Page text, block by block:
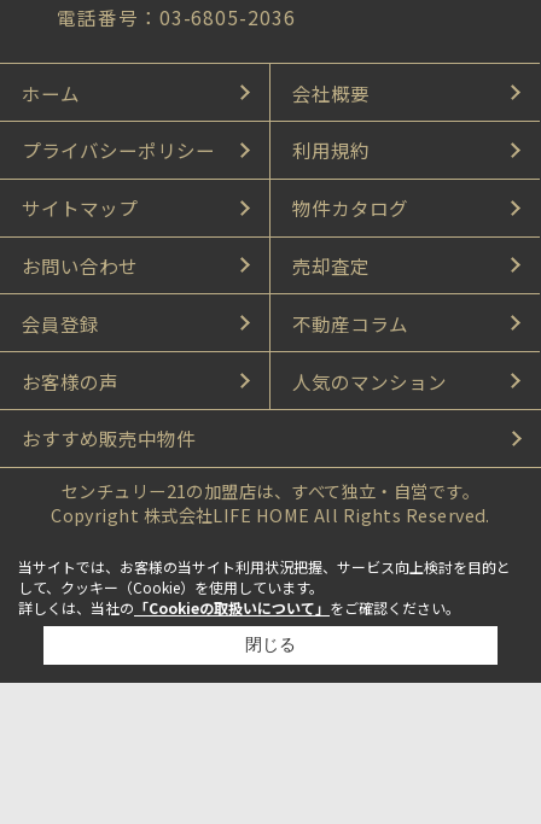
電話番号：03-6805-2036
ホーム 会社概要
プライバシーポリシー 利用規約
サイトマップ 物件カタログ
お問い合わせ 売却査定
会員登録 不動産コラム
お客様の声 人気のマンション
おすすめ販売中物件
センチュリー21の加盟店は、すべて独立・自営です。
Copyright 株式会社LIFE HOME All Rights Reserved.
当サイトでは、お客様の当サイト利用状況把握、サービス向上検討を目的と
して、クッキー（Cookie）を使用しています。
詳しくは、当社の 「Cookieの取扱いについて」 をご確認ください。
閉じる